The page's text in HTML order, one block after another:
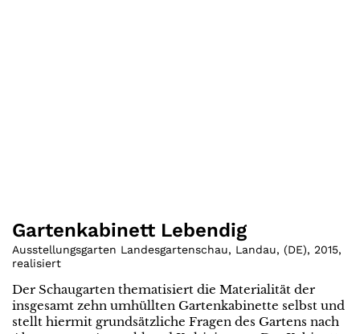
Gartenkabinett Lebendig
Ausstellungsgarten Landesgartenschau, Landau, (DE), 2015,
realisiert
Der Schaugarten thematisiert die Materialität der
insgesamt zehn umhüllten Gartenkabinette selbst und
stellt hiermit grundsätzliche Fragen des Gartens nach